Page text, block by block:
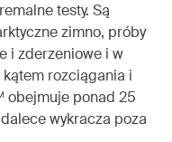
testy. Są
zimno, próby
i zderzeniowe i w
rozciągania i
obejmuje ponad 25
wykracza poza